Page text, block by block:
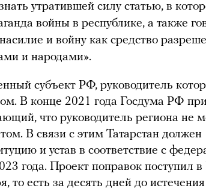
утратившей силу статью, в
войны в республике, а также
и войну как средство
и народами».
субъект РФ, руководитель
В конце 2021 года Госдума РФ
что руководитель региона не
В связи с этим Татарстан должен
и устав в соответствие с
года. Проект поправок поступил в
то есть за десять дней до истечения